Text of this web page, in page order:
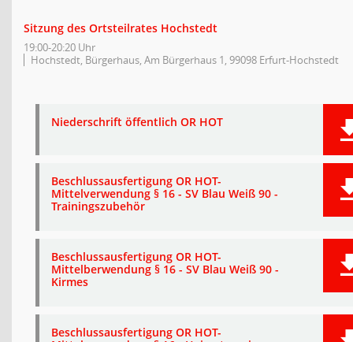
Sitzung des Ortsteilrates Hochstedt
19:00-20:20 Uhr
Hochstedt, Bürgerhaus, Am Bürgerhaus 1, 99098 Erfurt-Hochstedt
Niederschrift öffentlich OR HOT
Beschlussausfertigung OR HOT-
Mittelverwendung § 16 - SV Blau Weiß 90 -
Trainingszubehör
Beschlussausfertigung OR HOT-
Mittelberwendung § 16 - SV Blau Weiß 90 -
Kirmes
Beschlussausfertigung OR HOT-